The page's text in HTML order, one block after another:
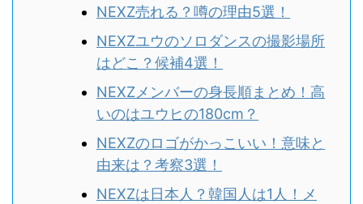
NEXZ売れる？噂の理由5選！
NEXZユウのソロダンスの撮影場所
はどこ？候補4選！
NEXZメンバーの身長順まとめ！高
いのはユウヒの180cm？
NEXZのロゴがかっこいい！意味と
由来は？考察3選！
NEXZは日本人？韓国人は1人！メ